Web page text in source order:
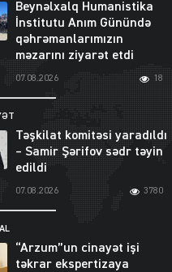
Beynəlxalq Humanistika
İnstitutu Anım Günündə
qəhrəmanlarımızın
məzarını ziyarət etdi
07.08.2026 18
Təşkilat komitəsi yaradıldı
– Samir Şərifov sədr təyin
edildi
07.08.2026 3780
“Arzum”un cinayət işi
təkrar ekspertizaya